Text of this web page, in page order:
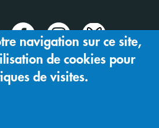
légales |
: partiellement conforme
navigation sur ce site,
de cookies pour
de visites.